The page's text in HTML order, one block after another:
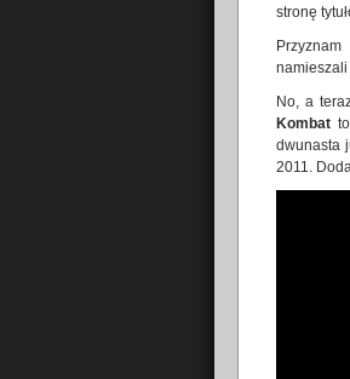
stronę
namieszali
No, a
Kombat
dwunasta
2011.